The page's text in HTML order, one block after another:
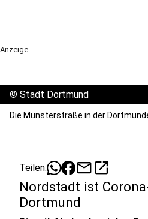
Anzeige
© Stadt Dortmund
Die Münsterstraße in der
Teilen: mailopen_in_new
Nordstadt ist
Dortmund